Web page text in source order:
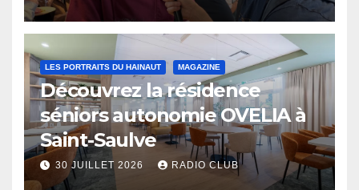
LES PORTRAITS DU HAINAUT MAGAZINE
Découvrez la résidence
séniors autonomie OVELIA à
Saint-Saulve
30 JUILLET 2026 RADIO CLUB